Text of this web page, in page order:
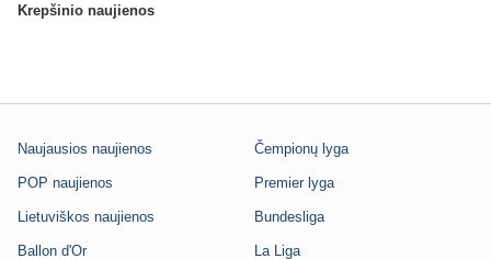
Krepšinio naujienos
Naujausios naujienos
POP naujienos
Lietuviškos naujienos
Ballon d'Or
Čempionų lyga
Premier lyga
Bundesliga
La Liga